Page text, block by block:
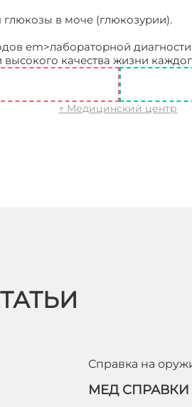
в моче (глюкозурии).
em>лабораторной
качества жизни
↑ Медицинский центр
Справка на
МЕД